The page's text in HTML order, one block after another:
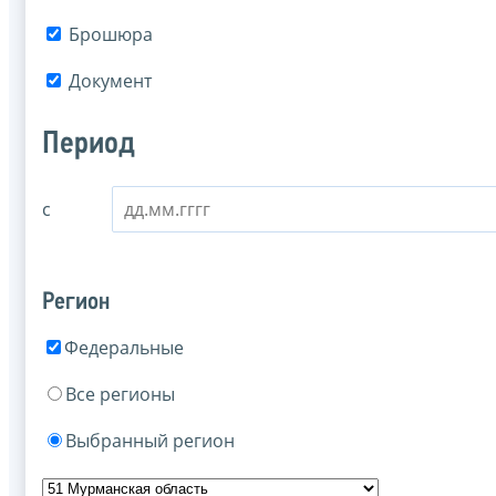
Брошюра
Документ
Период
с
Регион
Федеральные
Все регионы
Выбранный регион